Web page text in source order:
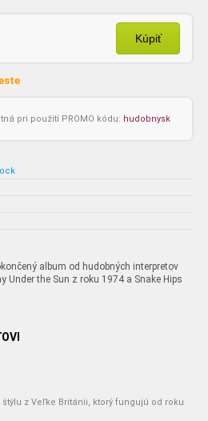
Kúpiť
pri použití PROMO kódu: hudobnysk
album od hudobných interpretov
Under the Sun z roku 1974 a Snake Hips
z Veľke Británii, ktorý fungujú od roku